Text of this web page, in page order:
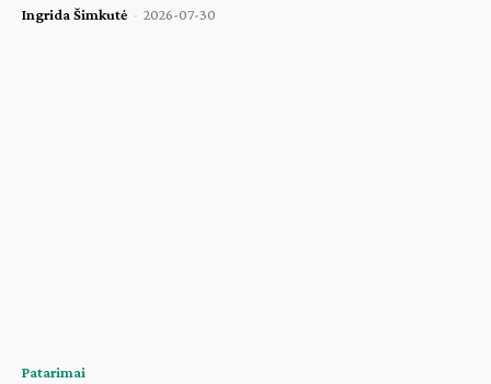
Ingrida Šimkutė - 2026-07-30
Patarimai